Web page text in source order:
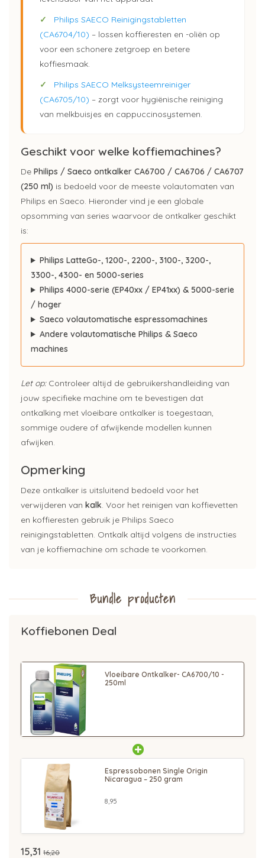
✓
Philips SAECO Reinigingstabletten
(CA6704/10) – lossen koffieresten en -oliën op
voor een schonere zetgroep en betere
koffiesmaak.
✓
Philips SAECO Melksysteemreiniger
(CA6705/10) – zorgt voor hygiënische reiniging
van melkbuisjes en cappuccinosystemen.
Geschikt voor welke koffiemachines?
De Philips / Saeco ontkalker CA6700 / CA6706 / CA6707
(250 ml) is bedoeld voor de meeste volautomaten van
Philips en Saeco. Hieronder vind je een globale
opsomming van series waarvoor de ontkalker geschikt
is:
Philips LatteGo-, 1200-, 2200-, 3100-, 3200-,
3300-, 4300- en 5000-series
Philips 4000-serie (EP40xx / EP41xx) & 5000-serie
/ hoger
Saeco volautomatische espressomachines
Andere volautomatische Philips & Saeco
machines
Let op:Controleer altijd de gebruikershandleiding van
jouw specifieke machine om te bevestigen dat
ontkalking met vloeibare ontkalker is toegestaan,
sommige oudere of afwijkende modellen kunnen
afwijken.
Opmerking
Deze ontkalker is uitsluitend bedoeld voor het
verwijderen van kalk. Voor het reinigen van koffievetten
en koffieresten gebruik je Philips Saeco
reinigingstabletten. Ontkalk altijd volgens de instructies
van je koffiemachine om schade te voorkomen.
Bundle producten
Koffiebonen Deal
Vloeibare Ontkalker- CA6700/10 -
250ml
Espressobonen Single Origin
Nicaragua – 250 gram
8,95
15,31 16,20